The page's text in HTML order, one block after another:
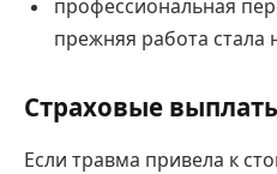
профессиональная
прежняя работа стала
Страховые
Если травма привела к